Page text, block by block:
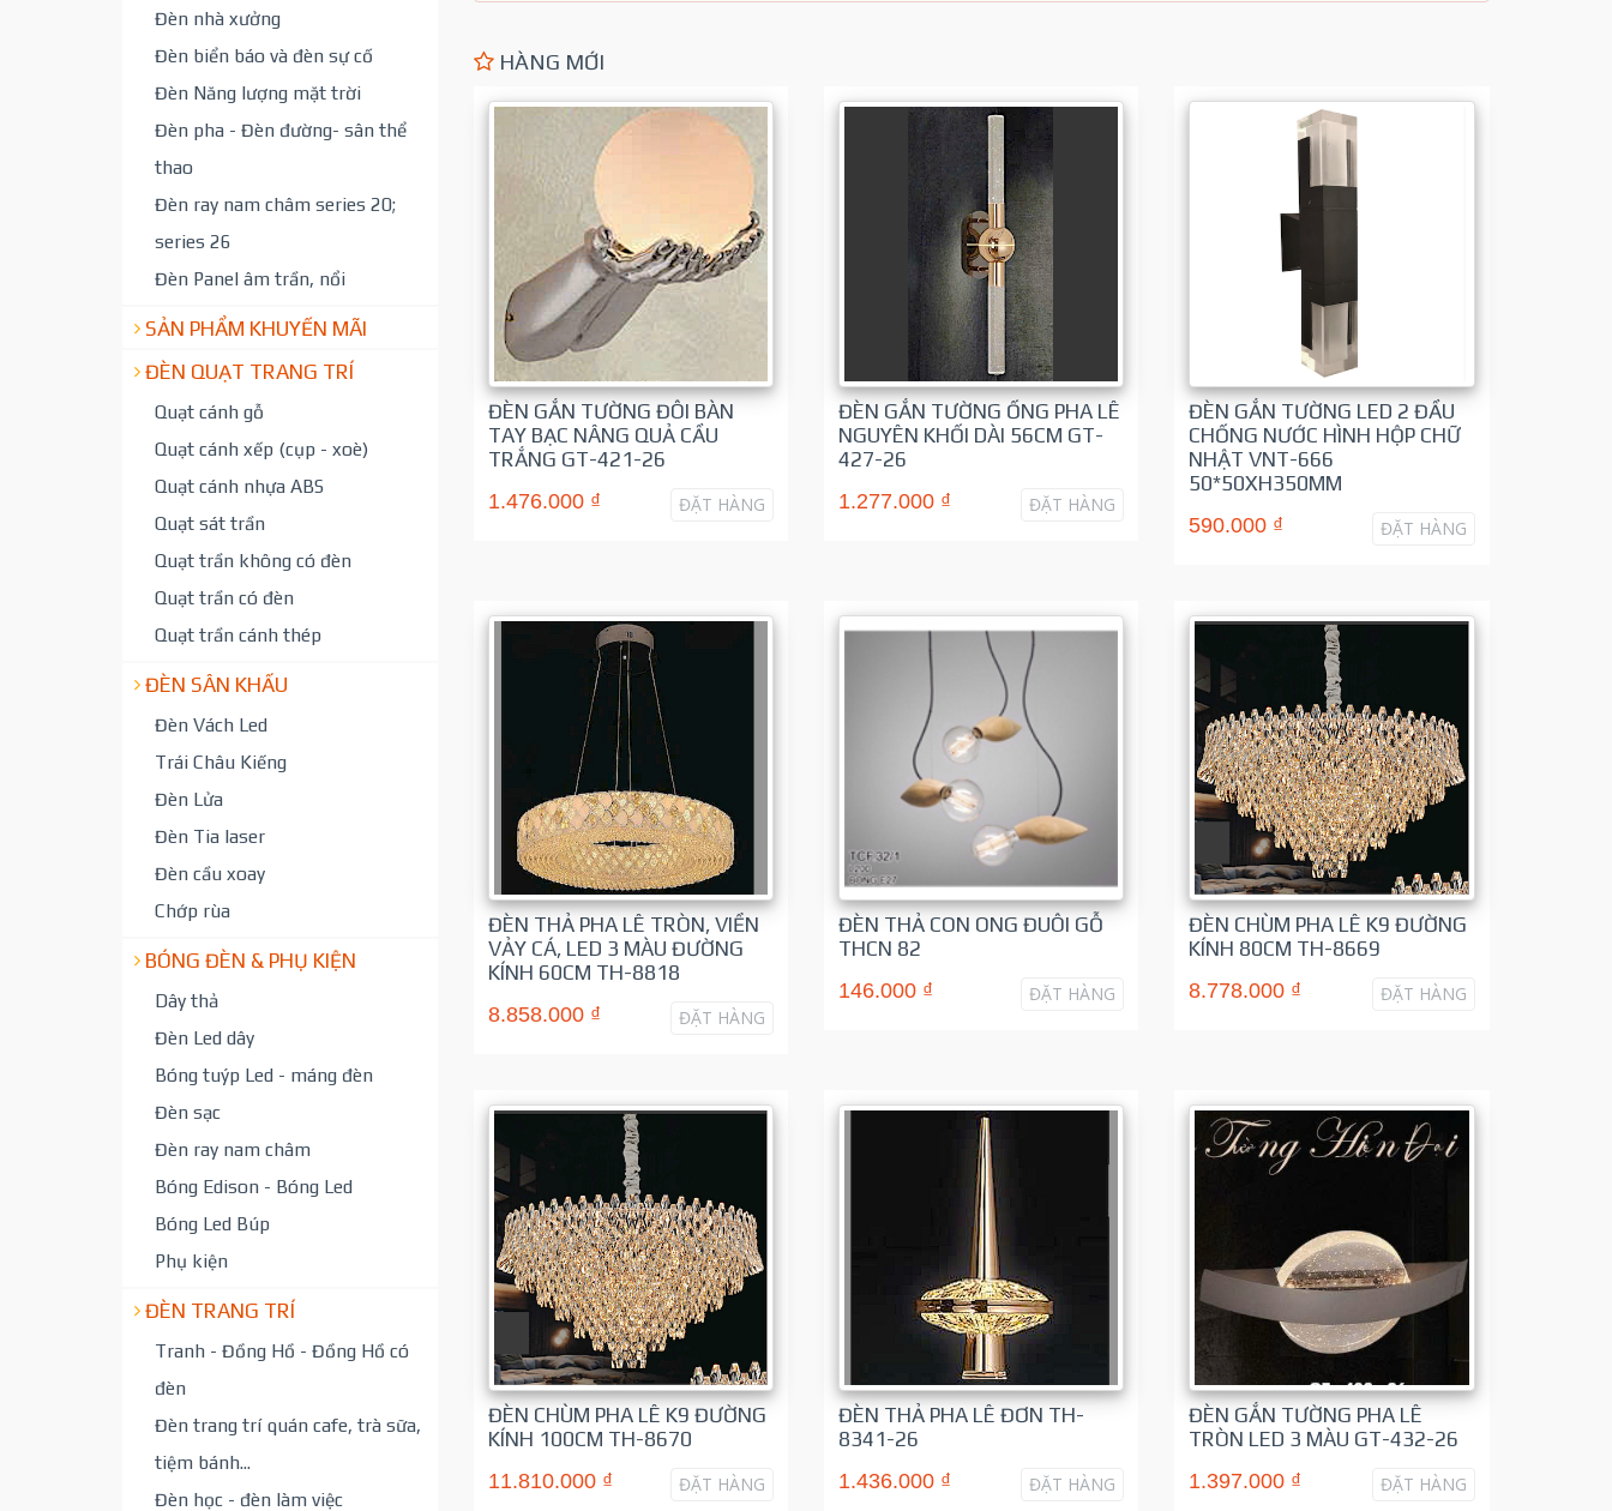
Đèn nhà xưởng
Đèn biển báo và đèn sự cố
Đèn Năng lượng mặt trời
Đèn pha - Đèn đường- sân thể
thao
Đèn ray nam châm series 20;
series 26
Đèn Panel âm trần, nổi
SẢN PHẨM KHUYẾN MÃI
ĐÈN QUẠT TRANG TRÍ
Quạt cánh gỗ
Quạt cánh xếp (cụp - xoè)
Quạt cánh nhựa ABS
Quạt sát trần
Quạt trần không có đèn
Quạt trần có đèn
Quạt trần cánh thép
ĐÈN SÂN KHẤU
Đèn Vách Led
Trái Châu Kiếng
Đèn Lửa
Đèn Tia laser
Đèn cầu xoay
Chớp rùa
BÓNG ĐÈN & PHỤ KIỆN
Dây thả
Đèn Led dây
Bóng tuýp Led - máng đèn
Đèn sạc
Đèn ray nam châm
Bóng Edison - Bóng Led
Bóng Led Búp
Phụ kiện
ĐÈN TRANG TRÍ
Tranh - Đồng Hồ - Đồng Hồ có
đèn
Đèn trang trí quán cafe, trà sữa,
tiệm bánh...
Đèn học - đèn làm việc
HÀNG MỚI
ĐÈN GẮN TƯỜNG ĐÔI BÀN
TAY BẠC NÂNG QUẢ CẦU
TRẮNG GT-421-26
1.476.000 ₫
ĐẶT HÀNG
ĐÈN GẮN TƯỜNG ỐNG PHA LÊ
NGUYÊN KHỐI DÀI 56CM GT-
427-26
1.277.000 ₫
ĐẶT HÀNG
ĐÈN GẮN TƯỜNG LED 2 ĐẦU
CHỐNG NƯỚC HÌNH HỘP CHỮ
NHẬT VNT-666
50*50XH350MM
590.000 ₫
ĐẶT HÀNG
ĐÈN THẢ PHA LÊ TRÒN, VIỀN
VẢY CÁ, LED 3 MÀU ĐƯỜNG
KÍNH 60CM TH-8818
8.858.000 ₫
ĐẶT HÀNG
ĐÈN THẢ CON ONG ĐUÔI GỖ
THCN 82
146.000 ₫
ĐẶT HÀNG
ĐÈN CHÙM PHA LÊ K9 ĐƯỜNG
KÍNH 80CM TH-8669
8.778.000 ₫
ĐẶT HÀNG
ĐÈN CHÙM PHA LÊ K9 ĐƯỜNG
KÍNH 100CM TH-8670
11.810.000 ₫
ĐẶT HÀNG
ĐÈN THẢ PHA LÊ ĐƠN TH-
8341-26
1.436.000 ₫
ĐẶT HÀNG
ĐÈN GẮN TƯỜNG PHA LÊ
TRÒN LED 3 MÀU GT-432-26
1.397.000 ₫
ĐẶT HÀNG